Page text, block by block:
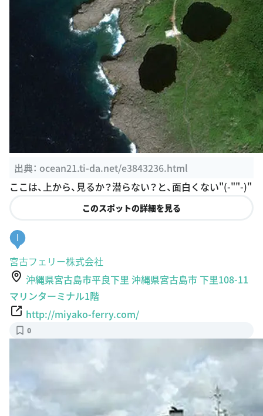
出典： ocean21.ti-da.net/e3843236.html
ここは、上から、見るか？潜らない？と、面白くない"(-""-)"
このスポットの詳細を見る
I
宮古フェリー株式会社
沖縄県宮古島市平良下里 沖縄県宮古島市 下里108-11
マリンターミナル1階
http://miyako-ferry.com/
0